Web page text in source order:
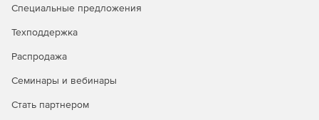
Специальные предложения
Техподдержка
Распродажа
Семинары и вебинары
Стать партнером